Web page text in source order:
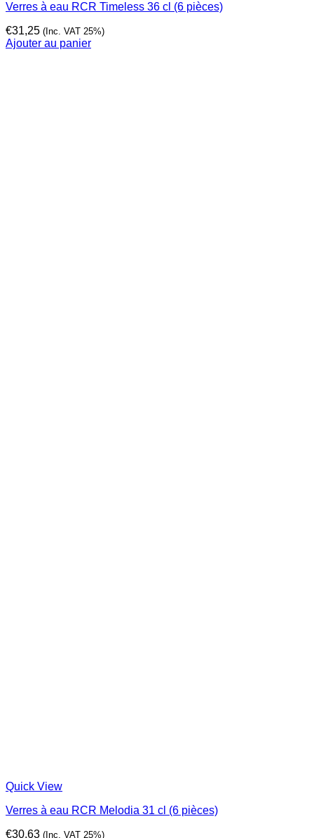
Verres à eau RCR Timeless 36 cl (6 pièces)
€31,25 (Inc. VAT 25%)
Ajouter au panier
Quick View
Verres à eau RCR Melodia 31 cl (6 pièces)
€30,63 (Inc. VAT 25%)